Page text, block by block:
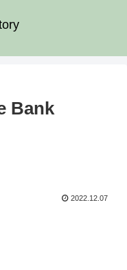
Bank
2022.12.07